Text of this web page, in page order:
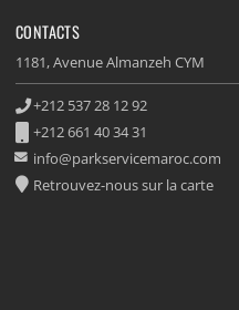
CONTACTS
1181, Avenue Almanzeh CYM
+212 537 28 12 92
+212 661 40 34 31
info@parkservicemaroc.com
Retrouvez-nous sur la carte